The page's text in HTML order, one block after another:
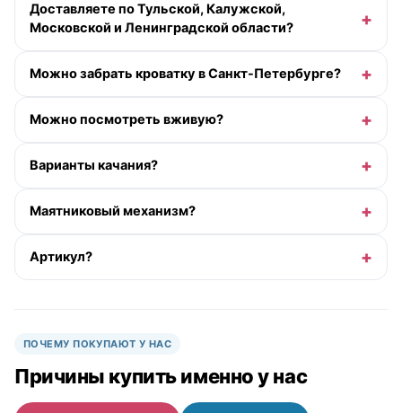
Доставляете по Тульской, Калужской,
Московской и Ленинградской области?
Можно забрать кроватку в Санкт-Петербурге?
Можно посмотреть вживую?
Варианты качания?
Маятниковый механизм?
Артикул?
ПОЧЕМУ ПОКУПАЮТ У НАС
Причины купить именно у нас